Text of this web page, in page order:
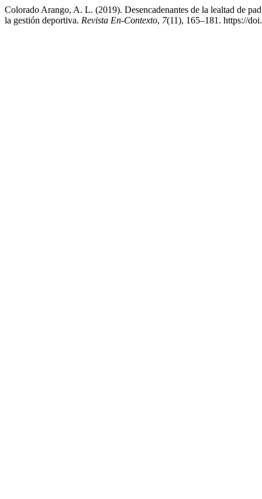
Colorado Arango, A. L. (2019). Desencadenantes de la lealtad de
la gestión deportiva. Revista En-Contexto, 7(11), 165–181. https://